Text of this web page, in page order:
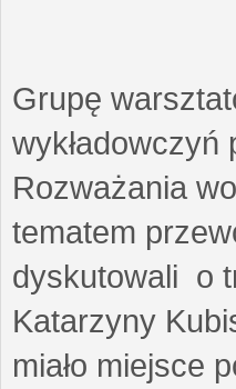
Grupę
Rozważania
tematem
dyskutowali o
Katarzyny
miało miejsce